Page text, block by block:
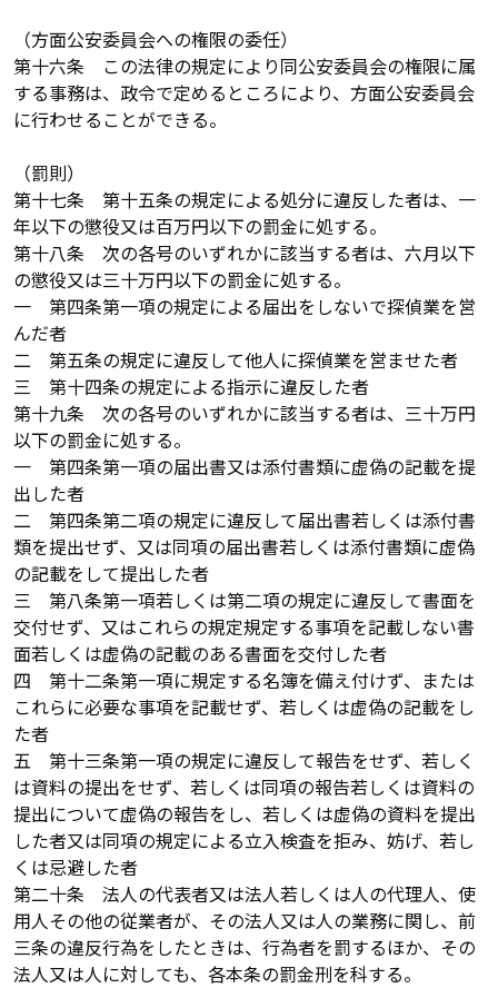
（方面公安委員会への権限の委任）
第十六条 この法律の規定により同公安委員会の権限に属
する事務は、政令で定めるところにより、方面公安委員会
に行わせることができる。
（罰則）
第十七条 第十五条の規定による処分に違反した者は、一
年以下の懲役又は百万円以下の罰金に処する。
第十八条 次の各号のいずれかに該当する者は、六月以下
の懲役又は三十万円以下の罰金に処する。
一 第四条第一項の規定による届出をしないで探偵業を営
んだ者
二 第五条の規定に違反して他人に探偵業を営ませた者
三 第十四条の規定による指示に違反した者
第十九条 次の各号のいずれかに該当する者は、三十万円
以下の罰金に処する。
一 第四条第一項の届出書又は添付書類に虚偽の記載を提
出した者
二 第四条第二項の規定に違反して届出書若しくは添付書
類を提出せず、又は同項の届出書若しくは添付書類に虚偽
の記載をして提出した者
三 第八条第一項若しくは第二項の規定に違反して書面を
交付せず、又はこれらの規定規定する事項を記載しない書
面若しくは虚偽の記載のある書面を交付した者
四 第十二条第一項に規定する名簿を備え付けず、または
これらに必要な事項を記載せず、若しくは虚偽の記載をし
た者
五 第十三条第一項の規定に違反して報告をせず、若しく
は資料の提出をせず、若しくは同項の報告若しくは資料の
提出について虚偽の報告をし、若しくは虚偽の資料を提出
した者又は同項の規定による立入検査を拒み、妨げ、若し
くは忌避した者
第二十条 法人の代表者又は法人若しくは人の代理人、使
用人その他の従業者が、その法人又は人の業務に関し、前
三条の違反行為をしたときは、行為者を罰するほか、その
法人又は人に対しても、各本条の罰金刑を科する。